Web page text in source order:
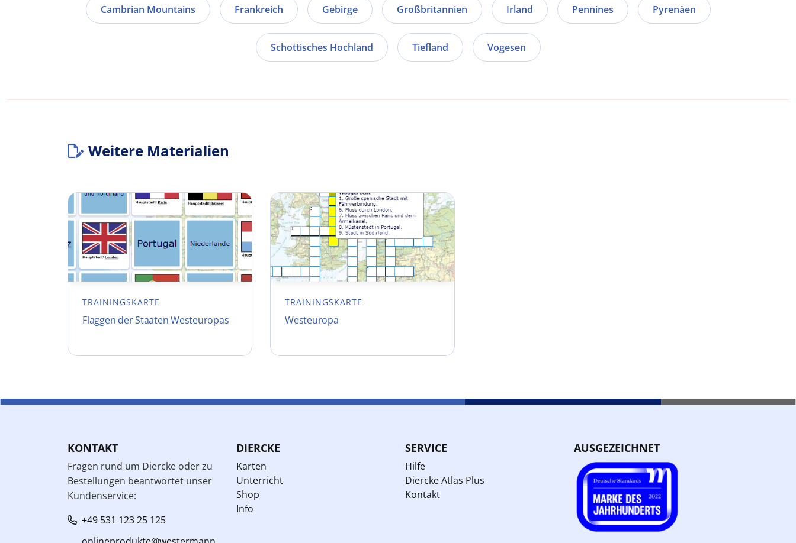
Cambrian Mountains Frankreich Gebirge Großbritannien Irland Pennines Pyrenäen
Schottisches Hochland Tiefland Vogesen
Weitere Materialien
TRAININGSKARTE
Flaggen der Staaten Westeuropas
TRAININGSKARTE
Westeuropa
KONTAKT
Fragen rund um Diercke oder zu
Bestellungen beantwortet unser
Kundenservice:
+49 531 123 25 125
DIERCKE
Karten
Unterricht
Shop
Info
SERVICE
Hilfe
Diercke Atlas Plus
Kontakt
AUSGEZEICHNET